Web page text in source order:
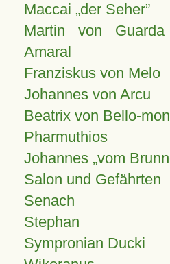
Maccai „der Seher”
Martin von
Amaral
Franziskus von Melo
Johannes von Arcu
Beatrix von Bello-
Pharmuthios
Johannes vom
Salon und Gefährten
Senach
Stephan
Sympronian Ducki